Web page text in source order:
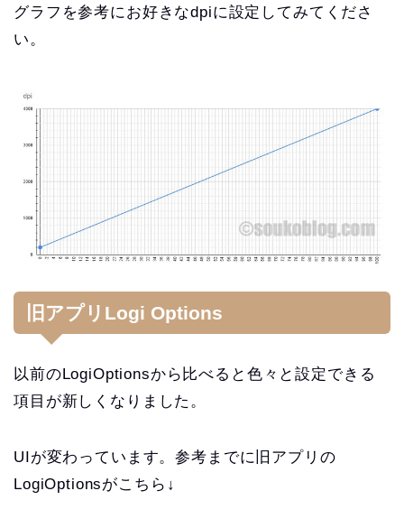
グラフを参考にお好きなdpiに設定してみてくださ
い。
旧アプリLogi Options
以前のLogiOptionsから比べると色々と設定できる
項目が新しくなりました。
UIが変わっています。参考までに旧アプリの
LogiOptionsがこちら↓